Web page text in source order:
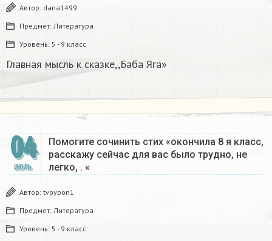
Автор: dana1499
Предмет: Литература
Уровень: 5 - 9 класс
Главная мысль к сказке,,Баба Яга»
04
ИЮЛЬ
Помогите сочинить стих «окончила 8 я класс,
расскажу сейчас для вас было трудно, не
легко, . «
Автор: tvoypon1
Предмет: Литература
Уровень: 5 - 9 класс